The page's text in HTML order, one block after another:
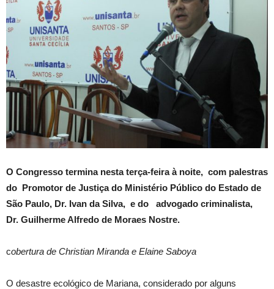
O Congresso termina nesta terça-feira à noite, com palestras
do Promotor de Justiça do Ministério Público do Estado de
São Paulo, Dr. Ivan da Silva, e do advogado criminalista,
Dr. Guilherme Alfredo de Moraes Nostre.
cobertura de Christian Miranda e Elaine Saboya
O desastre ecológico de Mariana, considerado por alguns